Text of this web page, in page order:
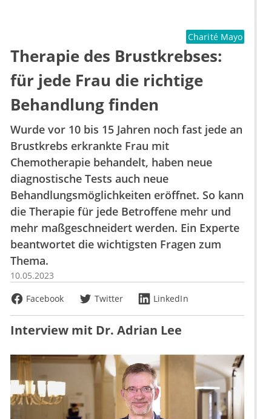
Charité Mayo
Therapie des Brustkrebses:
für jede Frau die richtige
Behandlung finden
Wurde vor 10 bis 15 Jahren noch fast jede an
Brustkrebs erkrankte Frau mit
Chemotherapie behandelt, haben neue
diagnostische Tests auch neue
Behandlungsmöglichkeiten eröffnet. So kann
die Therapie für jede Betroffene mehr und
mehr maßgeschneidert werden. Ein Experte
beantwortet die wichtigsten Fragen zum
Thema.
10.05.2023
Facebook
Twitter LinkedIn
Interview mit Dr. Adrian Lee